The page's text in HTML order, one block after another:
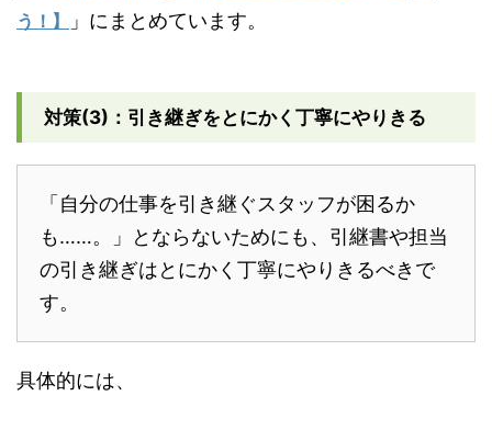
う！】
」にまとめています。
対策(3)：引き継ぎをとにかく丁寧にやりきる
「自分の仕事を引き継ぐスタッフが困るか
も……。」とならないためにも、引継書や担当
の引き継ぎはとにかく丁寧にやりきるべきで
す。
具体的には、